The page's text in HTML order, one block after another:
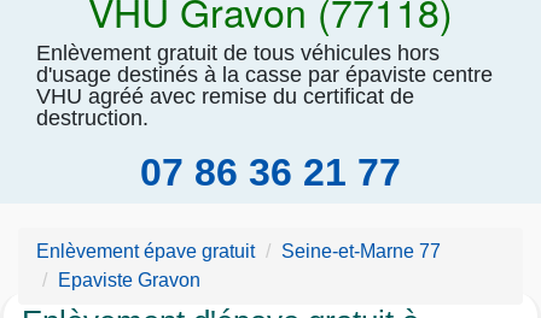
Enlèvement gratuit de tous véhicules hors
d'usage destinés à la casse par épaviste centre
VHU agréé avec remise du certificat de
destruction.
07 86 36 21 77
Enlèvement épave gratuit
Seine-et-Marne 77
Epaviste Gravon